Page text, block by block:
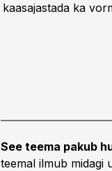
kaasajastada ka
See teema pakub
teemal ilmub midagi